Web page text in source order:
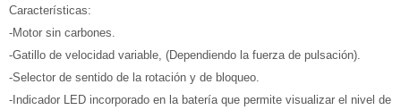
Características:
-Motor sin carbones.
-Gatillo de velocidad variable, (Dependiendo la fuerza de pulsación).
-Selector de sentido de la rotación y de bloqueo.
-Indicador LED incorporado en la batería que permite visualizar el nivel de